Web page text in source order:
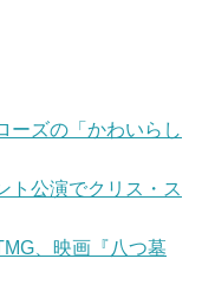
ーズの「かわいらし
ト公演でクリス・ス
、映画『八つ墓